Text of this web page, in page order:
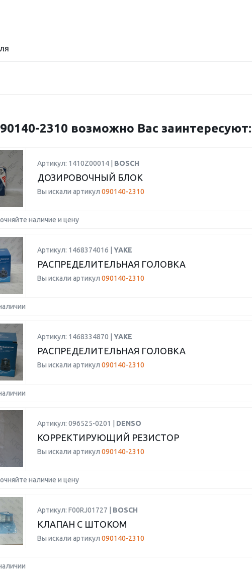
2310 возможно Вас заинтересуют:
Артикул: 1410Z00014 | BOSCH
ДОЗИРОВОЧНЫЙ БЛОК
Вы искали артикул 090140-2310
наличие и цену
Артикул: 1468374016 | YAKE
РАСПРЕДЕЛИТЕЛЬНАЯ ГОЛОВКА
Вы искали артикул 090140-2310
Артикул: 1468334870 | YAKE
РАСПРЕДЕЛИТЕЛЬНАЯ ГОЛОВКА
Вы искали артикул 090140-2310
Артикул: 096525-0201 | DENSO
КОРРЕКТИРУЮЩИЙ РЕЗИСТОР
Вы искали артикул 090140-2310
наличие и цену
Артикул: F00RJ01727 | BOSCH
КЛАПАН С ШТОКОМ
Вы искали артикул 090140-2310